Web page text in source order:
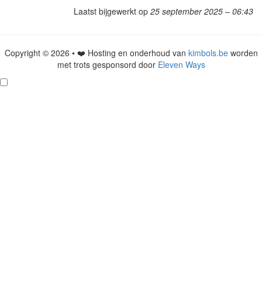
Laatst bijgewerkt op 25 september 2025 – 06:43
Copyright © 2026 • ❤️ Hosting en onderhoud van kimbols.beworden
met trots gesponsord door Eleven Ways